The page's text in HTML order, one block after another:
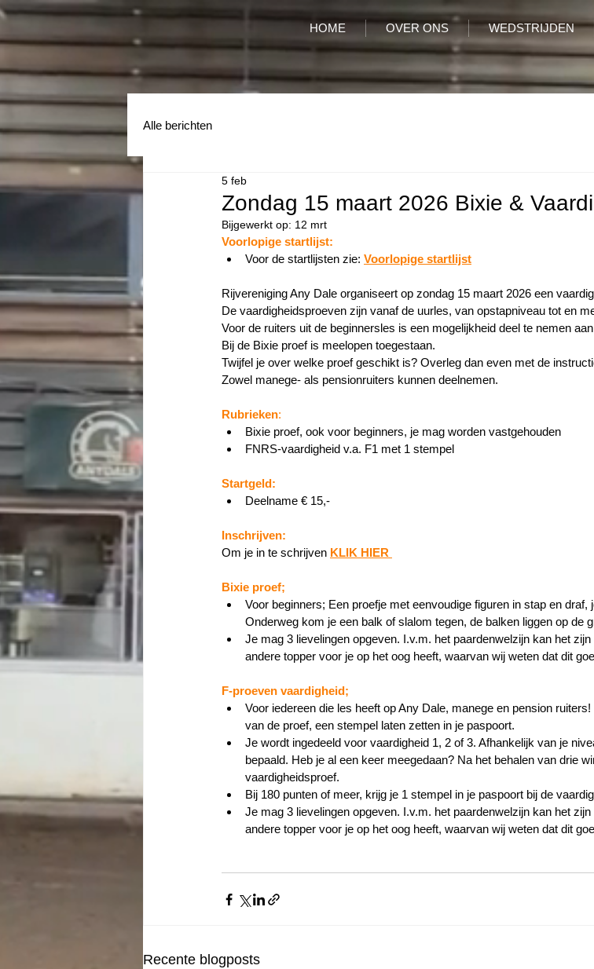
HOME OVER ONS WEDSTRIJDEN
Alle berichten
Zondag 15 maart 2026 Bixie &
5 feb
Bijgewerkt op: 12 mrt
Voorlopige startlijst:
Voor de startlijsten zie: Voorlopige startlijst
Rijvereniging Any Dale organiseert op zondag 15 maart 2026 een
De vaardigheidsproeven zijn vanaf de uurles, van opstapniveau tot en
Voor de ruiters uit de beginnersles is een mogelijkheid deel te nemen
Bij de Bixie proef is meelopen toegestaan.
Twijfel je over welke proef geschikt is? Overleg dan even met de
Zowel manege- als pensionruiters kunnen deelnemen.
Rubrieken:
Bixie proef, ook voor beginners, je mag worden vastgehouden
FNRS-vaardigheid v.a. F1 met 1 stempel
Startgeld:
Deelname € 15,-
Inschrijven:
Om je in te schrijven KLIK HIER
Bixie proef;
Voor beginners; Een proefje met eenvoudige figuren in stap en draf,
Onderweg kom je een balk of slalom tegen, de balken liggen op de
Je mag 3 lievelingen opgeven. I.v.m. het paardenwelzijn kan het
andere topper voor je op het oog heeft, waarvan wij weten dat dit
F-proeven vaardigheid;
Voor iedereen die les heeft op Any Dale, manege en pension
van de proef, een stempel laten zetten in je paspoort.
Je wordt ingedeeld voor vaardigheid 1, 2 of 3. Afhankelijk van je
bepaald. Heb je al een keer meegedaan? Na het behalen van drie
vaardigheidsproef.
Bij 180 punten of meer, krijg je 1 stempel in je paspoort bij de
Je mag 3 lievelingen opgeven. I.v.m. het paardenwelzijn kan het
andere topper voor je op het oog heeft, waarvan wij weten dat dit
Recente blogposts